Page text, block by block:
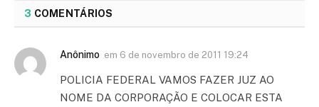
3 COMENTÁRIOS
Anônimo em 6 de novembro de 2011 19:24
POLICIA FEDERAL VAMOS FAZER JUZ AO
NOME DA CORPORAÇÃO E COLOCAR ESTA